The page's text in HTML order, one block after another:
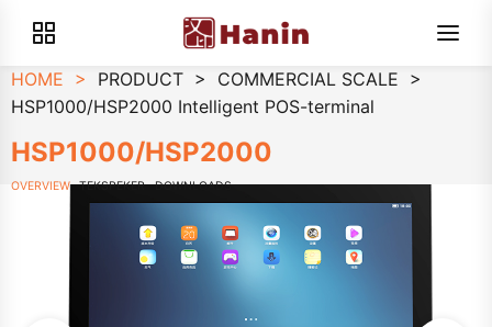
HOME > PRODUCT > COMMERCIAL SCALE >
HSP1000/HSP2000 Intelligent POS-terminal
HSP1000/HSP2000
OVERVIEW TEKSPEKER DOWNLOADS